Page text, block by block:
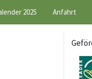
2025 Anfahrt